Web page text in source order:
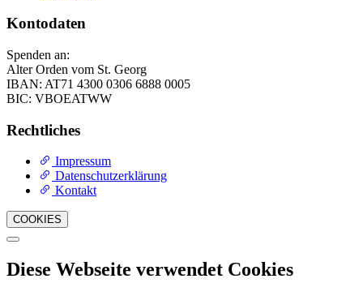
Kontodaten
Spenden an:
Alter Orden vom St. Georg
IBAN: AT71 4300 0306 6888 0005
BIC: VBOEATWW
Rechtliches
Impressum
Datenschutzerklärung
Kontakt
COOKIES
Diese Webseite verwendet Cookies